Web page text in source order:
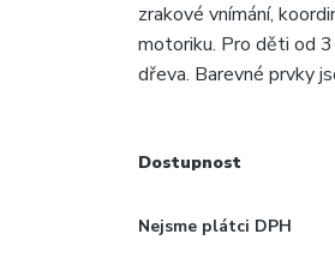
zrakové vnímání,
motoriku. Pro děti od
dřeva. Barevné prvky
Dostupnost
Nejsme plátci DPH